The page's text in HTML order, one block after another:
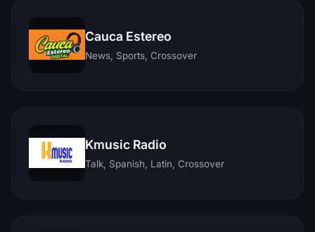
Cauca Estereo
News, Sports, Crossover
Kmusic Radio
Talk, Spanish, Latin, Crossover